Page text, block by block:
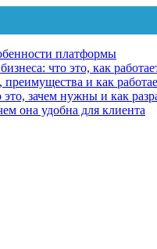
платформы
что это, как
и как
зачем нужны и как
она удобна для клиента